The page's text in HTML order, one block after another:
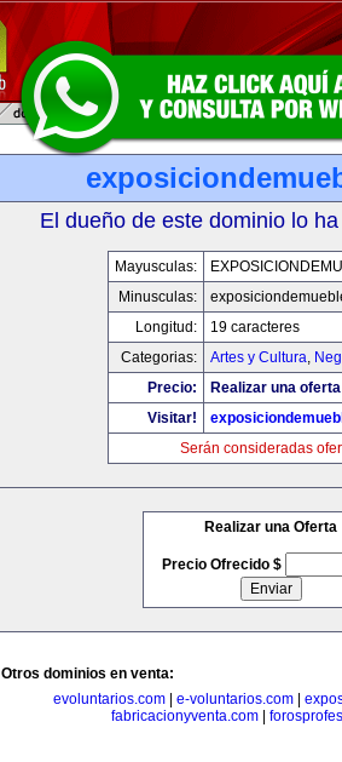
El dueño de este dominio lo
Mayusculas:
Minusculas:
Longitud:
19 caracteres
Categorias:
Artes y Cultura,
Precio:
Realizar una
Visitar!
Serán consideradas
Realizar una Oferta
Precio Ofrecido $
Otros dominios en venta:
evoluntarios.com
e-voluntarios.com
fabricacionyventa.com